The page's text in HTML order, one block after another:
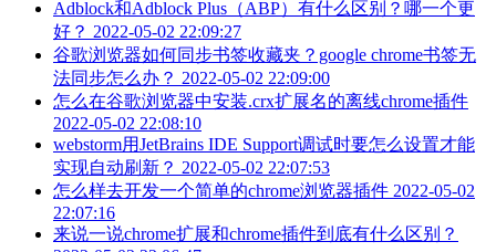
Adblock和Adblock Plus（ABP）有什么区别？哪一个更
好？ 2022-05-02 22:09:27
谷歌浏览器如何同步书签收藏夹？google chrome书签无
法同步怎么办？ 2022-05-02 22:09:00
怎么在谷歌浏览器中安装.crx扩展名的离线chrome插件
2022-05-02 22:08:10
webstorm用JetBrains IDE Support调试时要怎么设置才能
实现自动刷新？ 2022-05-02 22:07:53
怎么样去开发一个简单的chrome浏览器插件 2022-05-02
22:07:16
来说一说chrome扩展和chrome插件到底有什么区别？